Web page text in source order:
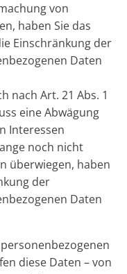
von
haben Sie das
Einschränkung der
Daten
nach Art. 21 Abs. 1
eine Abwägung
Interessen
noch nicht
überwiegen, haben
der
Daten
diese Daten – von